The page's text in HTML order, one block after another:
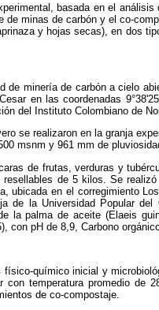
basada en el
minas de carbón y el co-
y hojas secas), en dos
de minería de carbón a cielo
en las coordenadas
del Instituto Colombiano de
se realizaron en la granja
msnm y 961 mm de
de frutas, verduras y
de 5 kilos. Se
ubicada en el corregimiento
de la Universidad Popular
la palma de aceite (Elaeis
con pH de 8,9, Carbono
químico inicial y
con temperatura promedio de
de co-compostaje.